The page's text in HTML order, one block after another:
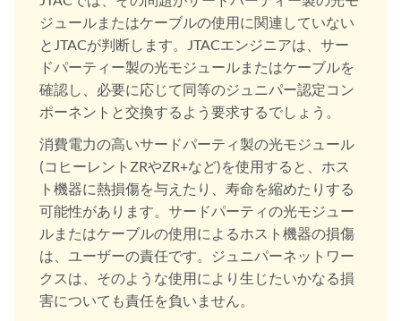
ジュールまたはケーブルの使用に関連していない
とJTACが判断します。JTACエンジニアは、サー
ドパーティー製の光モジュールまたはケーブルを
確認し、必要に応じて同等のジュニパー認定コン
ポーネントと交換するよう要求するでしょう。
消費電力の高いサードパーティ製の光モジュール
(コヒーレントZRやZR+など)を使用すると、ホス
ト機器に熱損傷を与えたり、寿命を縮めたりする
可能性があります。サードパーティの光モジュー
ルまたはケーブルの使用によるホスト機器の損傷
は、ユーザーの責任です。ジュニパーネットワー
クスは、そのような使用により生じたいかなる損
害についても責任を負いません。